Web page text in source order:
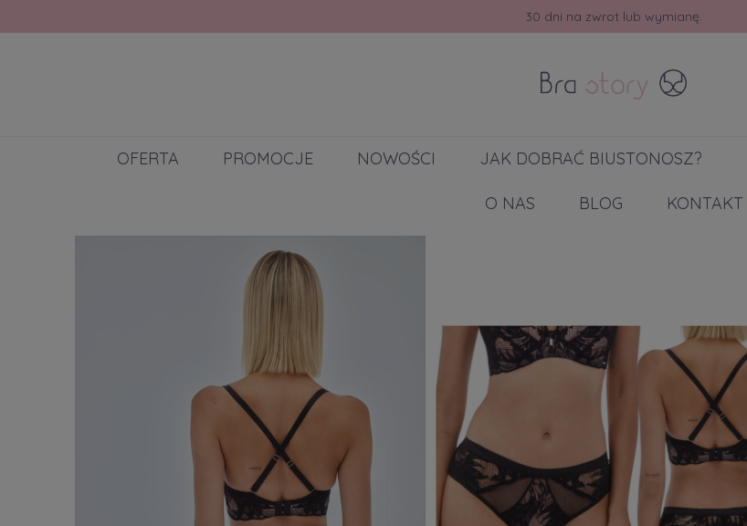
30 dni na zwrot lub wymianę.
OFERTA PROMOCJE NOWOŚCI JAK DOBRAĆ BIUSTONOSZ?
O NAS BLOG KONTAKT